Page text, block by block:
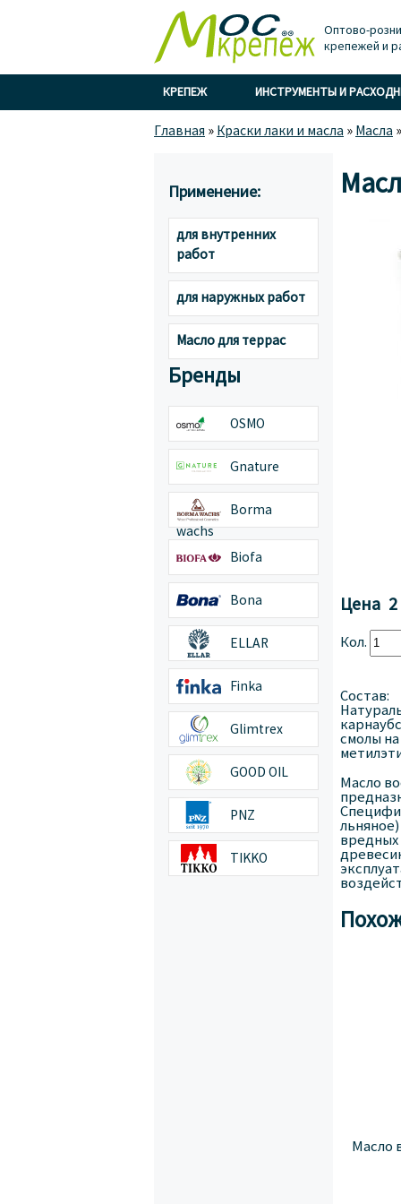
Оптово-
крепежей и
КРЕПЕЖ ИНСТРУМЕНТЫ И
Главная » Краски лаки и масла » Масла
Применение:
для внутренних
работ
для наружных работ
Масло для террас
Бренды
OSMO
Gnature
Borma
wachs
Biofa
Bona
ELLAR
Finka
Glimtrex
GOOD OIL
PNZ
TIKKO
Цена
Кол.
Состав:
смолы
Масло
вредных
Масло